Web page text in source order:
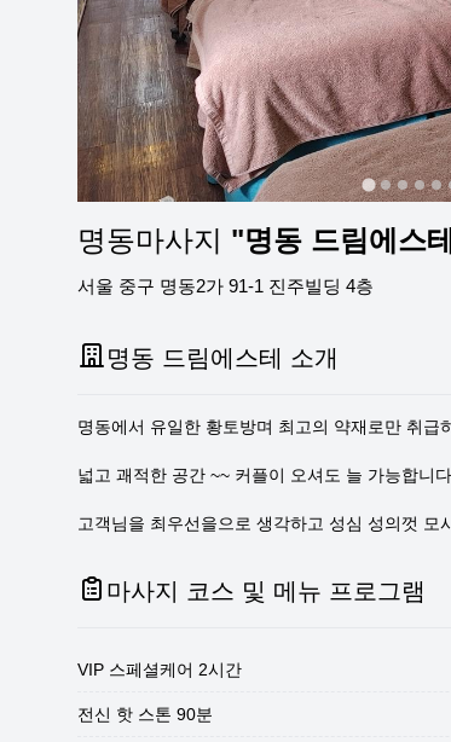
명동마사지 "명동 드림에스
서울 중구 명동2가 91-1 진주빌딩 4층
명동 드림에스테 소개
명동에서 유일한 황토방며 최고의 약재로만 취급
넓고 괘적한 공간 ~~ 커플이 오셔도 늘 가능합니다.
고객님을 최우선을으로 생각하고 성심 성의껏 모
마사지 코스 및 메뉴 프로그램
VIP 스페셜케어 2시간
전신 핫 스톤 90분